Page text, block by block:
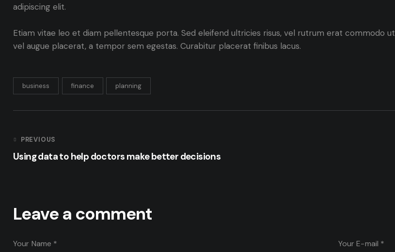
adipiscing elit.
Etiam vitae leo et diam pellentesque porta. Sed eleifend ultricies risus, vel rutrum erat commodo
vel augue placerat, a tempor sem egestas. Curabitur placerat finibus lacus.
business finance planning
Navegación
de
PREVIOUS
Using data to help doctors make better decisions
Leave a comment